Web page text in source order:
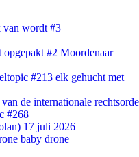
van wordt #3
#2 Moordenaar
#213 elk gehucht met
de internationale rechtsorde
#268
17 juli 2026
baby drone